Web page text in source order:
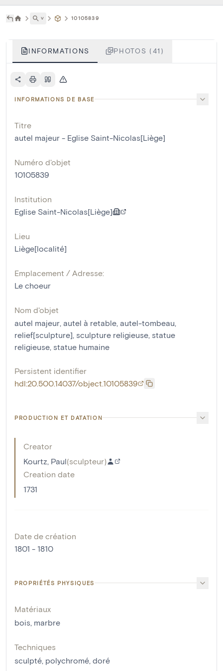
˅ 10105839
INFORMATIONS PHOTOS (41)
INFORMATIONS DE BASE
Titre
autel majeur - Eglise Saint-Nicolas[Liège]
Numéro d'objet
10105839
Institution
Eglise Saint-Nicolas[Liège]
Lieu
Liège[localité]
Emplacement / Adresse:
Le choeur
Nom d'objet
autel majeur autel à retable autel-tombeau
relief[sculpture] sculpture religieuse statue
religieuse statue humaine
Persistent identifier
hdl:20.500.14037/object.10105839
PRODUCTION ET DATATION
Creator
Kourtz, Paul(sculpteur)
Creation date
1731
Date de création
1801 - 1810
PROPRIÉTÉS PHYSIQUES
Matériaux
bois marbre
Techniques
sculpté polychromé doré